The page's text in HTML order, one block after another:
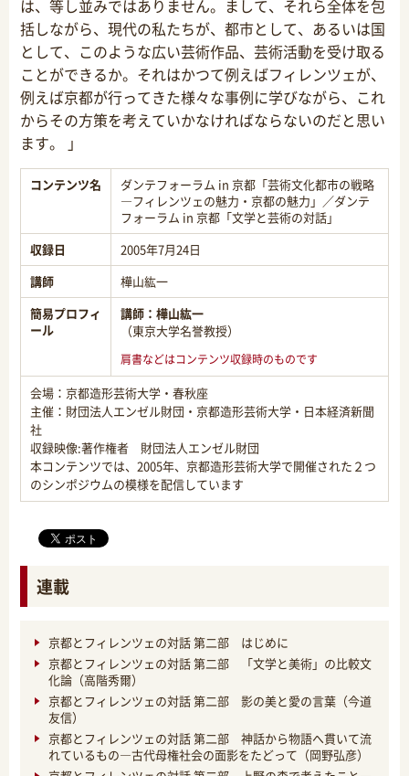
は、等し並みではありません。まして、それら全体を包
括しながら、現代の私たちが、都市として、あるいは国
として、このような広い芸術作品、芸術活動を受け取る
ことができるか。それはかつて例えばフィレンツェが、
例えば京都が行ってきた様々な事例に学びながら、これ
からその方策を考えていかなければならないのだと思い
ます。 」
コンテンツ名
ダンテフォーラム in 京都「芸術文化都市の戦略
―フィレンツェの魅力・京都の魅力」／ダンテ
フォーラム in 京都「文学と芸術の対話」
収録日
2005年7月24日
講師
樺山紘一
簡易プロフィ
ール
講師： 樺山紘一
（東京大学名誉教授）
肩書などはコンテンツ収録時のものです
会場：京都造形芸術大学・春秋座
主催：財団法人エンゼル財団・京都造形芸術大学・日本経済新聞
社
収録映像:著作権者 財団法人エンゼル財団
本コンテンツでは、2005年、京都造形芸術大学で開催された２つ
のシンポジウムの模様を配信しています
連載
京都とフィレンツェの対話 第二部 はじめに
京都とフィレンツェの対話 第二部 「文学と美術」の比較文
化論（高階秀爾）
京都とフィレンツェの対話 第二部 影の美と愛の言葉（今道
友信）
京都とフィレンツェの対話 第二部 神話から物語へ貫いて流
れているもの―古代母権社会の面影をたどって（岡野弘彦）